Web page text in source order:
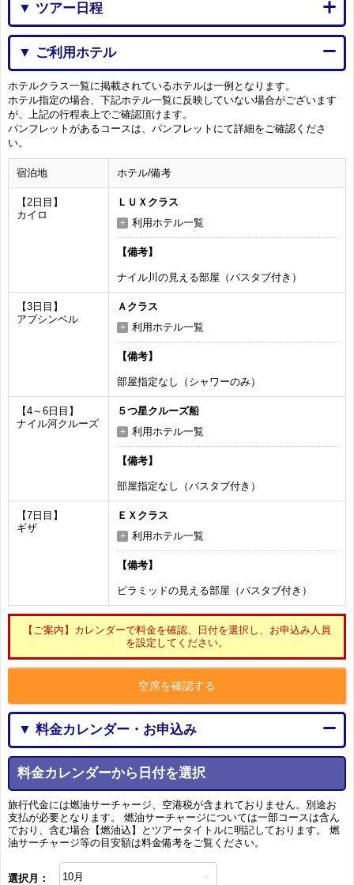
▼ ツアー日程
▼ ご利用ホテル
ホテルクラス一覧に掲載されているホテルは一例となります。
ホテル指定の場合、下記ホテル一覧に反映していない場合がございます
が、上記の行程表上でご確認頂けます。
パンフレットがあるコースは、パンフレットにて詳細をご確認くださ
い。
宿泊地 ホテル/備考
【2日目】
カイロ
ＬＵＸクラス
利用ホテル一覧
【備考】
ナイル川の見える部屋（バスタブ付き）
【3日目】
アブシンベル
Ａクラス
利用ホテル一覧
【備考】
部屋指定なし（シャワーのみ）
【4～6日目】
ナイル河クルーズ
５つ星クルーズ船
利用ホテル一覧
【備考】
部屋指定なし（バスタブ付き）
【7日目】
ギザ
ＥＸクラス
利用ホテル一覧
【備考】
ピラミッドの見える部屋（バスタブ付き）
【ご案内】カレンダーで料金を確認、日付を選択し、お申込み人員
を設定してください。
空席を確認する
▼ 料金カレンダー・お申込み
料金カレンダーから日付を選択
旅行代金には燃油サーチャージ、空港税が含まれておりません。別途お
支払が必要となります。 燃油サーチャージについては一部コースは含ん
でおり、含む場合【燃油込】とツアータイトルに明記しております。 燃
油サーチャージ等の目安額は料金備考をご覧ください。
選択月：